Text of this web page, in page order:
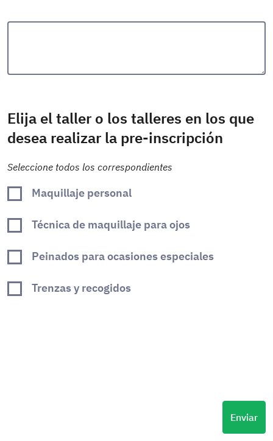
Elija el taller o los talleres en los que
desea realizar la pre-inscripción
Seleccione todos los correspondientes
Maquillaje personal
Técnica de maquillaje para ojos
Peinados para ocasiones especiales
Trenzas y recogidos
Enviar